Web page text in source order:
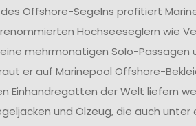
Offshore-Segelns profitiert
Hochseeseglern wie
mehrmonatigen Solo-
er auf Marinepool Offshore-
Einhandregatten der Welt liefern
und Ölzeug, die auch